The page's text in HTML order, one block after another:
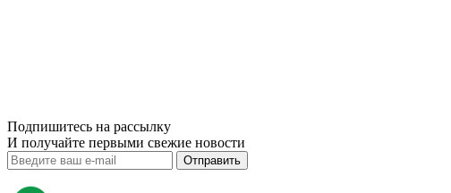
Подпишитесь на рассылку
И получайте первыми свежие новости
Отправить